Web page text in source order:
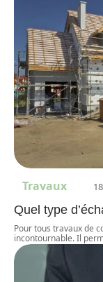
Travaux
Quel type
Pour tous travaux de
incontournable. Il